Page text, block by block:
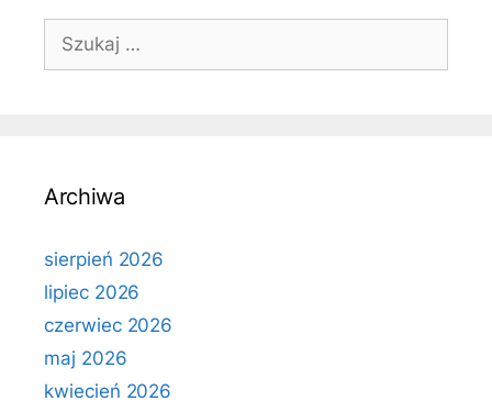
Szukaj:
Archiwa
sierpień 2026
lipiec 2026
czerwiec 2026
maj 2026
kwiecień 2026